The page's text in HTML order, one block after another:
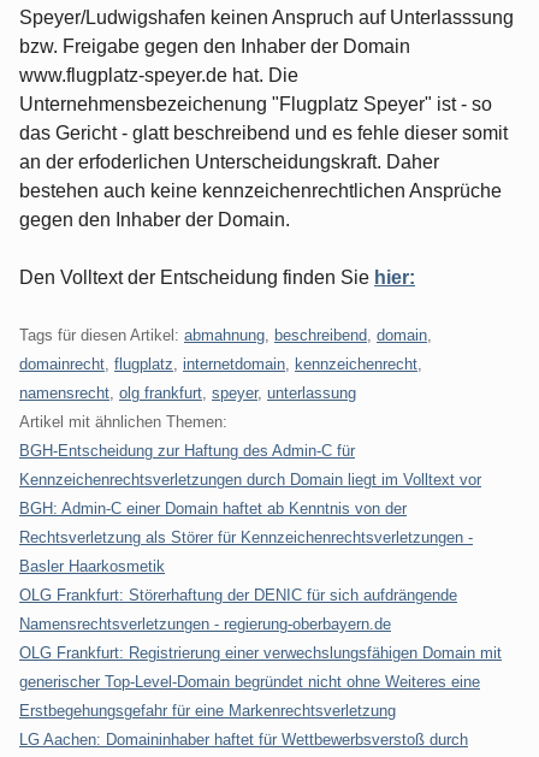
Speyer/Ludwigshafen keinen Anspruch auf Unterlasssung
bzw. Freigabe gegen den Inhaber der Domain
www.flugplatz-speyer.de hat. Die
Unternehmensbezeichenung "Flugplatz Speyer" ist - so
das Gericht - glatt beschreibend und es fehle dieser somit
an der erfoderlichen Unterscheidungskraft. Daher
bestehen auch keine kennzeichenrechtlichen Ansprüche
gegen den Inhaber der Domain.
Den Volltext der Entscheidung finden Sie hier:
Tags für diesen Artikel: abmahnung beschreibend domain
domainrecht flugplatz internetdomain kennzeichenrecht
namensrecht olg frankfurt speyer, unterlassung
Artikel mit ähnlichen Themen:
BGH-Entscheidung zur Haftung des Admin-C für
Kennzeichenrechtsverletzungen durch Domain liegt im Volltext vor
BGH: Admin-C einer Domain haftet ab Kenntnis von der
Rechtsverletzung als Störer für Kennzeichenrechtsverletzungen -
Basler Haarkosmetik
OLG Frankfurt: Störerhaftung der DENIC für sich aufdrängende
Namensrechtsverletzungen - regierung-oberbayern.de
OLG Frankfurt: Registrierung einer verwechslungsfähigen Domain mit
generischer Top-Level-Domain begründet nicht ohne Weiteres eine
Erstbegehungsgefahr für eine Markenrechtsverletzung
LG Aachen: Domaininhaber haftet für Wettbewerbsverstoß durch